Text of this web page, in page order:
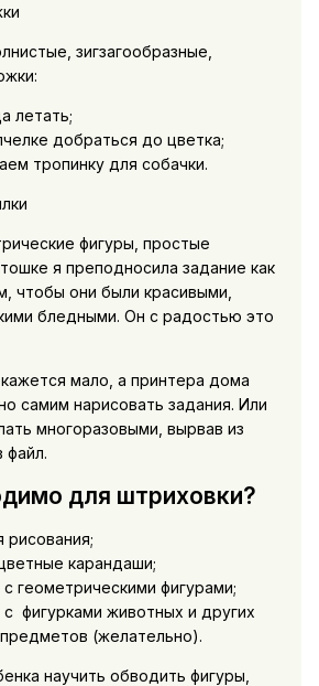
зигзагообразные,
летать;
добраться до цветка;
тропинку для собачки.
фигуры, простые
я преподносила задание как
чтобы они были красивыми,
бледными. Он с радостью это
мало, а принтера дома
самим нарисовать задания. Или
многоразовыми, вырвав из
файл.
для штриховки?
рисования;
карандаши;
геометрическими фигурами;
фигурками животных и других
(желательно).
научить обводить фигуры,